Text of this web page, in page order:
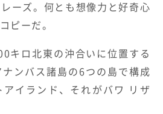
& RESORTS
MAGELLAN's Choice
THE LOUNGE
ーズ。何とも想像力と好奇心
ピーだ。
キロ北東の沖合いに位置する
ンバス諸島の6つの島で構成
アイランド、それがバワ リザ